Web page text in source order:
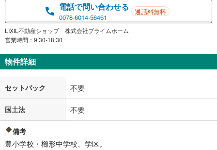
電話で問い合わせる
0078-6014-56461
通話料無料
LIXIL不動産ショップ 株式会社プライムホーム
営業時間：9:30-18:30
物件詳細
セットバック 不要
国土法 不要
備考
豊小学校・櫛形中学校、学区。